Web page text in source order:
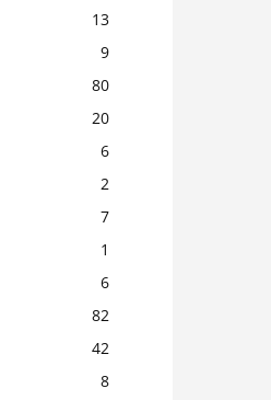
13
9
80
20
6
2
7
1
6
82
42
8